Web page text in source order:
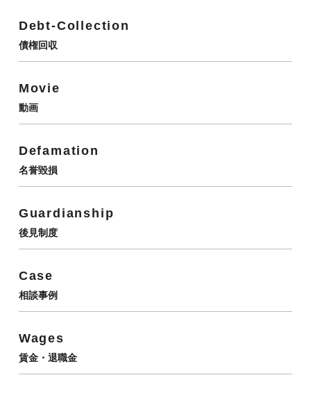
Debt-Collection
債権回収
Movie
動画
Defamation
名誉毀損
Guardianship
後見制度
Case
相談事例
Wages
賃金・退職金